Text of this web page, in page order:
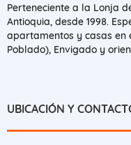
Perteneciente a la Lonja
Antioquia, desde 1998.
apartamentos y casas en
Poblado), Envigado y
UBICACIÓN Y